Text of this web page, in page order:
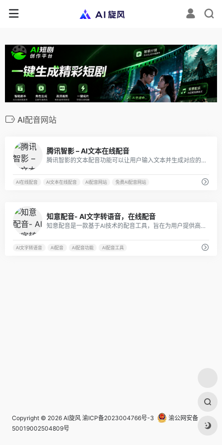
AI配音网站
腾讯智影 – AI文本在线配音
腾讯智影的文本配音功能可以让用户输入文本并生成对应的语音。
AI在线配音 AI文本在线配音 AI配音网站 免费AI配音网站
知意配音- AI文字转语音，在线配音
知意配音是一款基于AI技术的配音工具，旨在为用户提供高效、智能、个性化的配音制作服务。
AI文字转语音 AI配音 AI配音功能 AI配音工具
Copyright © 2026 AI旋风 渝ICP备2023004766号-3
渝公网安备
50019002504809号